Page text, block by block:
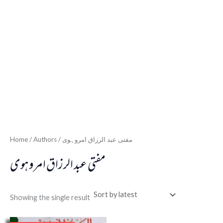
Home / Authors / مفتی عبد الرزاق امروہوی
مفتی عبد الرزاق امروہوی
Showing the single result
Original